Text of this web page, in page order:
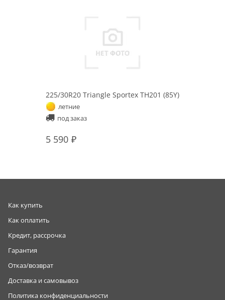
225/30R20 Triangle Sportex TH201 (85Y)
летние
под заказ
5 590
Как купить
Как оплатить
Кредит, рассрочка
Гарантия
Отказ/возврат
Доставка и самовывоз
Политика конфиденциальности